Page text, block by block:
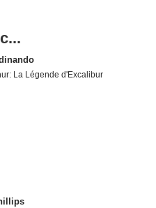
La Légende d'Excalibur